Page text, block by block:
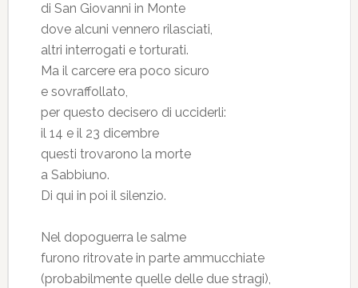
di San Giovanni in Monte
dove alcuni vennero rilasciati,
altri interrogati e torturati.
Ma il carcere era poco sicuro
e sovraffollato,
per questo decisero di ucciderli:
il 14 e il 23 dicembre
questi trovarono la morte
a Sabbiuno.
Di qui in poi il silenzio.
Nel dopoguerra le salme
furono ritrovate in parte ammucchiate
(probabilmente quelle delle due stragi),